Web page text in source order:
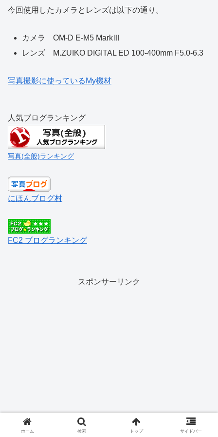
今回使用したカメラとレンズは以下の通り。
カメラ OM-D E-M5 MarkⅢ
レンズ M.ZUIKO DIGITAL ED 100-400mm F5.0-6.3
写真撮影に使っているMy機材
人気ブログランキング
写真(全般)ランキング
にほんブログ村
FC2 ブログランキング
スポンサーリンク
ホーム 検索 トップ サイドバー